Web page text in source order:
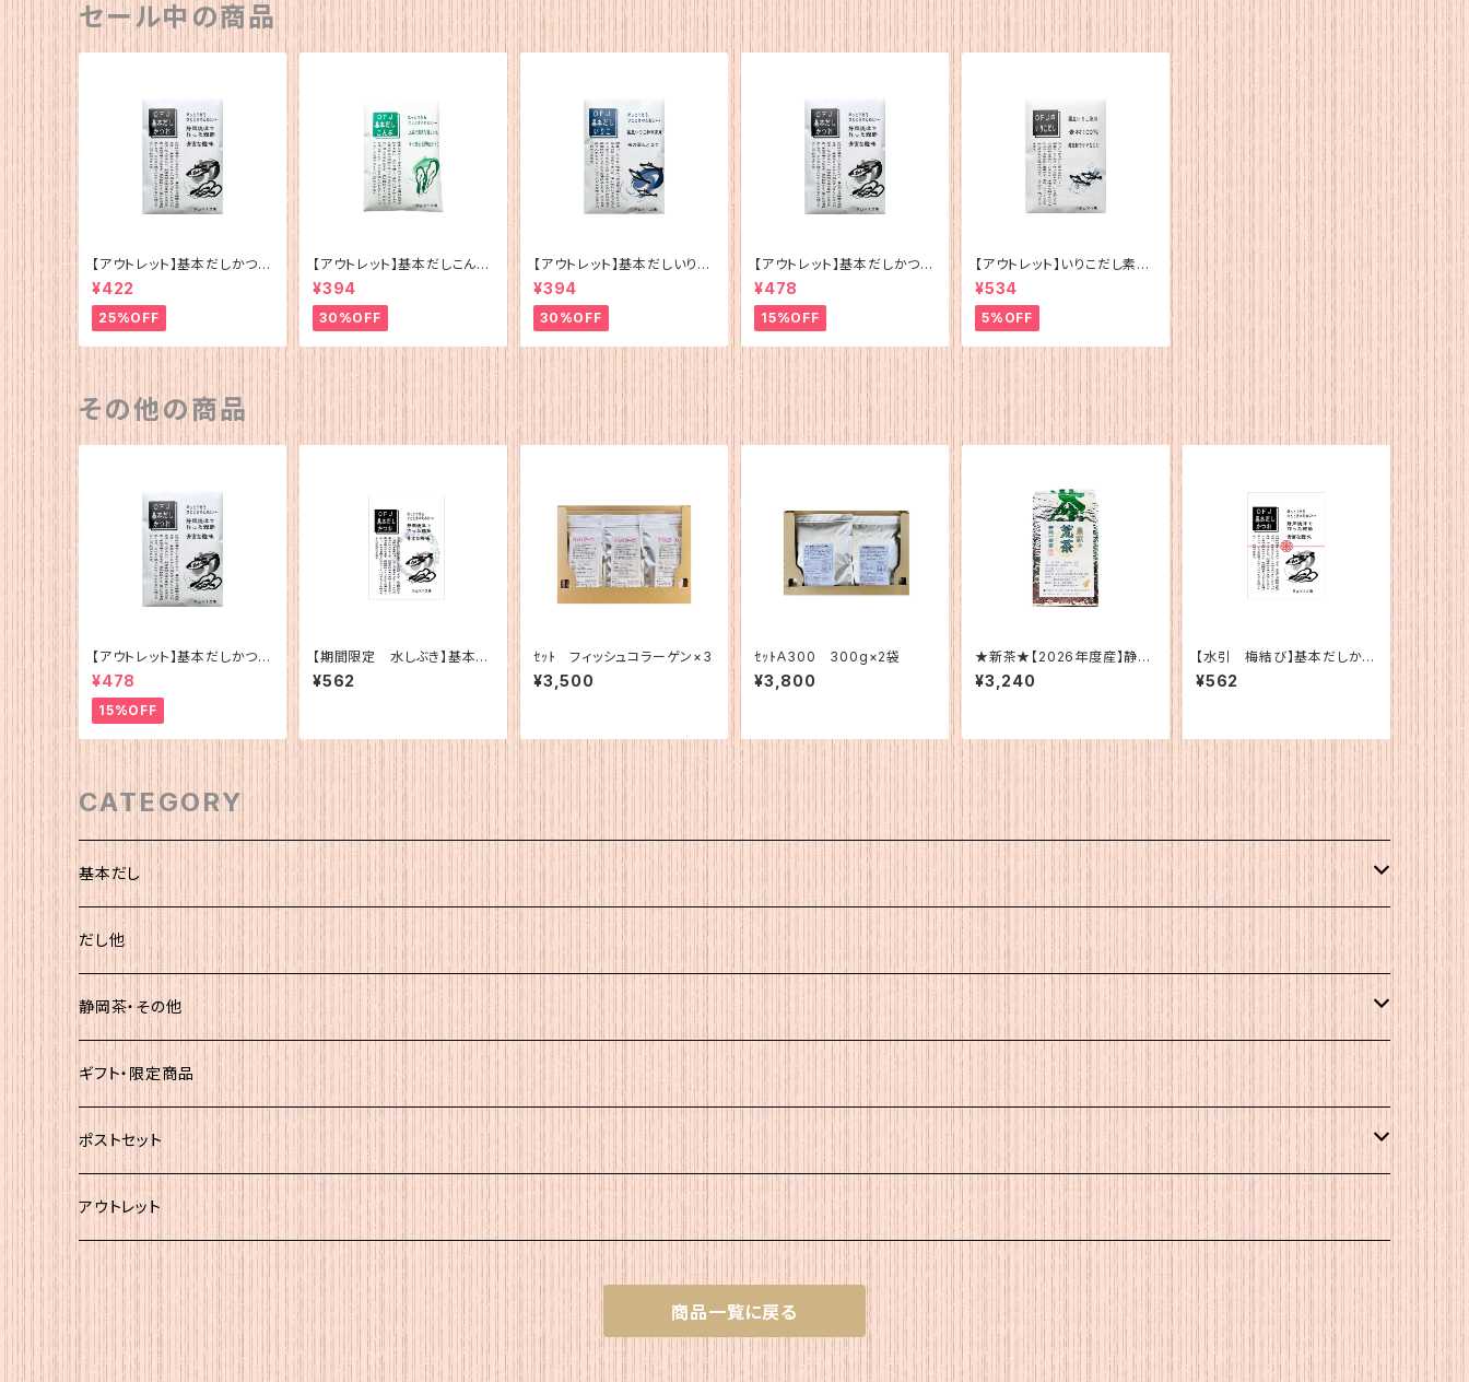
セール中の商品
【アウトレット】基本だしかつお
（5g×12）
¥422
25%OFF
【アウトレット】基本だしこんぶ
（5g×12）
¥394
30%OFF
【アウトレット】基本だしいりこ
（5g×12）
¥394
30%OFF
【アウトレット】基本だしかつお
（5g×12）
¥478
15%OFF
【アウトレット】いりこだし素材
100%(15g×4)
¥534
5%OFF
その他の商品
【アウトレット】基本だしかつお
（5g×12）
¥478
15%OFF
【期間限定 水しぶき】基本だ
しかつお（5g×12）
¥562
ｾｯﾄ フィッシュコラーゲン×3
¥3,500
ｾｯﾄＡ300 300g×2袋
¥3,800
★新茶★【2026年度産】静岡
産 荒茶
¥3,240
【水引 梅結び】基本だしかつ
お（5g×12）
¥562
CATEGORY
基本だし
化粧袋（5ｇ×12）
簡易（5ｇ×30）
大袋
だし他
静岡茶・その他
静岡茶
その他
ギフト・限定商品
ポストセット
★初回お試し!!
ｾｯﾄＡ（かつお大袋）
ｾｯﾄＡ200
ｾｯﾄB（簡易包装）
アウトレット
商品一覧に戻る